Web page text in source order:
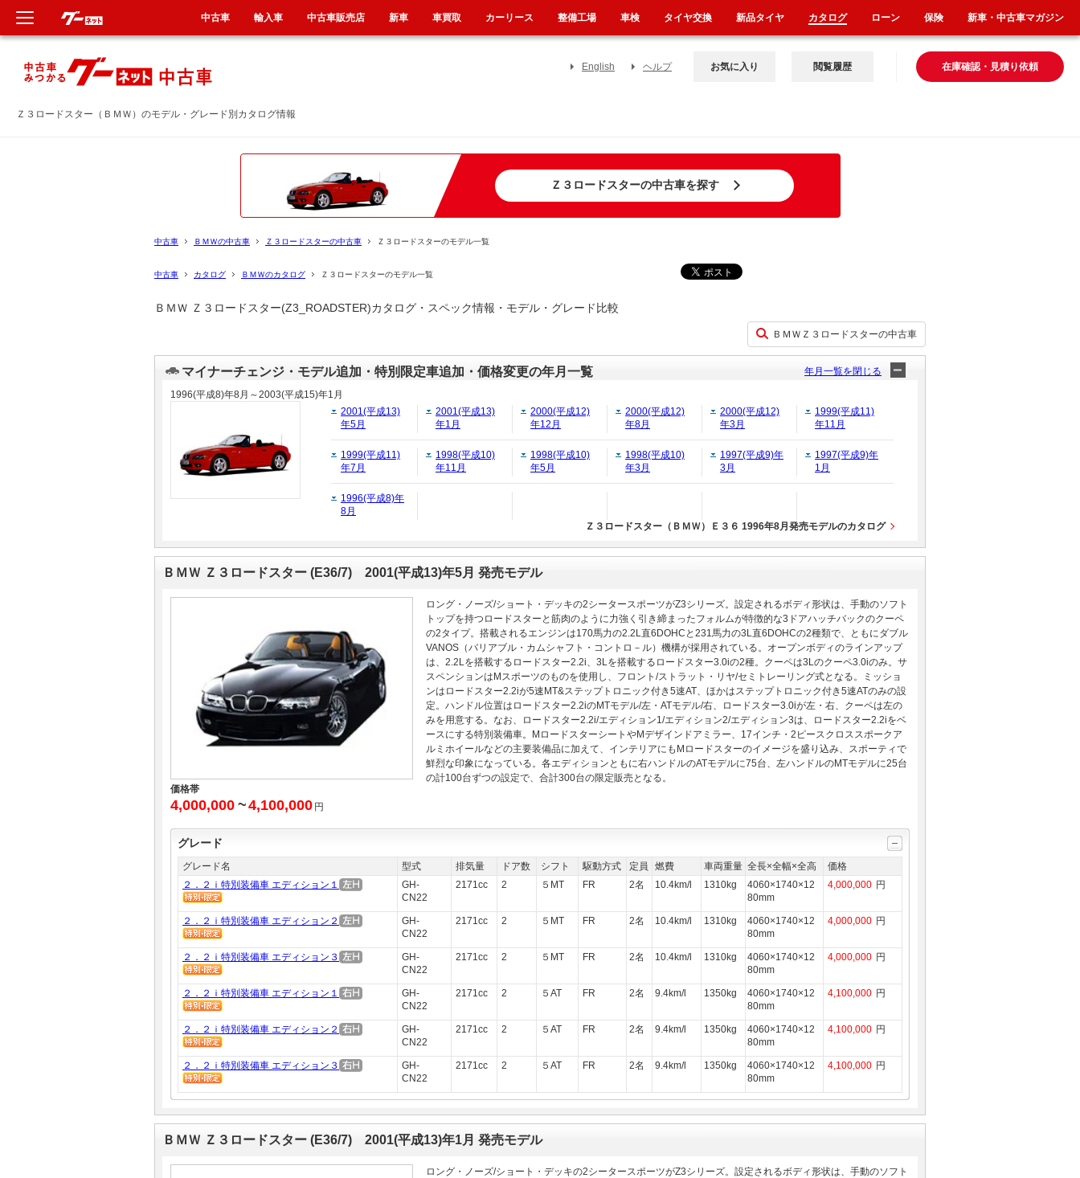
Ｚ３ロードスター（ＢＭＷ）のモデル・グレード別カタログ情報
English ヘルプ 在庫確認・見積り依頼
お気に入り 閲覧履歴
Ｚ３ロードスターの中古車を探す
中古車 ＢＭＷの中古車 Ｚ３ロードスターの中古車 Ｚ３ロードスターのモデル一覧
中古車 カタログ ＢＭＷのカタログ Ｚ３ロードスターのモデル一覧
ＢＭＷ Ｚ３ロードスター(Z3_ROADSTER)カタログ・スペック情報・モデル・グレード比較
ＢＭＷＺ３ロードスターの中古車
マイナーチェンジ・モデル追加・特別限定車追加・価格変更の年月一覧 年月一覧を閉じる
1996(平成8)年8月～2003(平成15)年1月
2001(平成13)
年5月
2001(平成13)
年1月
2000(平成12)
年12月
2000(平成12)
年8月
2000(平成12)
年3月
1999(平成11)
年11月
1999(平成11)
年7月
1998(平成10)
年11月
1998(平成10)
年5月
1998(平成10)
年3月
1997(平成9)年
3月
1997(平成9)年
1月
1996(平成8)年
8月
Ｚ３ロードスター（ＢＭＷ）Ｅ３６ 1996年8月発売モデルのカタログ
ＢＭＷ Ｚ３ロードスター (E36/7) 2001(平成13)年5月 発売モデル
価格帯
4,000,000 ~4,100,000 円
ロング・ノーズ/ショート・デッキの2シータースポーツがZ3シリーズ。設定されるボディ形状は、手動のソフト
トップを持つロードスターと筋肉のように力強く引き締まったフォルムが特徴的な3ドアハッチバックのクーペ
の2タイプ。搭載されるエンジンは170馬力の2.2L直6DOHCと231馬力の3L直6DOHCの2種類で、ともにダブル
VANOS（バリアブル・カムシャフト・コントロ－ル）機構が採用されている。オープンボディのラインアップ
は、2.2Lを搭載するロードスター2.2i、3Lを搭載するロードスター3.0iの2種。クーペは3Lのクーペ3.0iのみ。サ
スペンションはMスポーツのものを使用し、フロント/ストラット・リヤ/セミトレーリング式となる。ミッショ
ンはロードスター2.2iが5速MT&ステップトロニック付き5速AT、ほかはステップトロニック付き5速ATのみの設
定。ハンドル位置はロードスター2.2iのMTモデル/左・ATモデル/右、ロードスター3.0iが左・右、クーペは左の
みを用意する。なお、ロードスター2.2i/エディション1/エディション2/エディション3は、ロードスター2.2iをベ
ースにする特別装備車。MロードスターシートやMデザインドアミラー、17インチ・2ピースクロススポークア
ルミホイールなどの主要装備品に加えて、インテリアにもMロードスターのイメージを盛り込み、スポーティで
鮮烈な印象になっている。各エディションともに右ハンドルのATモデルに75台、左ハンドルのMTモデルに25台
の計100台ずつの設定で、合計300台の限定販売となる。
グレード
グレード名 型式 排気量 ドア数 シフト 駆動方式 定員 燃費 車両重量 全長×全幅×全高
価格
２．２ｉ特別装備車 エディション１
GH-
CN22
2171cc 2 ５MT FR 2名 10.4km/l 1310kg
4060×1740×12
80mm
4,000,000 円
２．２ｉ特別装備車 エディション２
GH-
CN22
2171cc 2 ５MT FR 2名 10.4km/l 1310kg
4060×1740×12
80mm
4,000,000 円
２．２ｉ特別装備車 エディション３
GH-
CN22
2171cc 2 ５MT FR 2名 10.4km/l 1310kg
4060×1740×12
80mm
4,000,000 円
２．２ｉ特別装備車 エディション１
GH-
CN22
2171cc 2 ５AT FR 2名 9.4km/l 1350kg
4060×1740×12
80mm
4,100,000 円
２．２ｉ特別装備車 エディション２
GH-
CN22
2171cc 2 ５AT FR 2名 9.4km/l 1350kg
4060×1740×12
80mm
4,100,000 円
２．２ｉ特別装備車 エディション３
GH-
CN22
2171cc 2 ５AT FR 2名 9.4km/l 1350kg
4060×1740×12
80mm
4,100,000 円
ＢＭＷ Ｚ３ロードスター (E36/7) 2001(平成13)年1月 発売モデル
ロング・ノーズ/ショート・デッキの2シータースポーツがZ3シリーズ。設定されるボディ形状は、手動のソフト
新車
中古車
中古車 輸入車 中古車販売店 新車 車買取 カーリース 整備工場 車検 タイヤ交換 新品タイヤ カタログ ローン 保険 新車・中古車マガジン
新車
中古車